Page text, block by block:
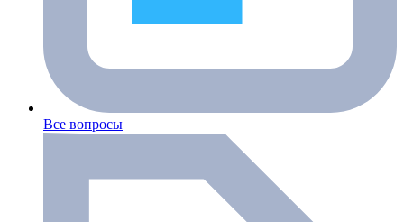
Все вопросы